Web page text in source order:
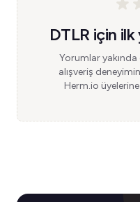
DTLR için
Yorumlar yakında
alışveriş
Herm.io